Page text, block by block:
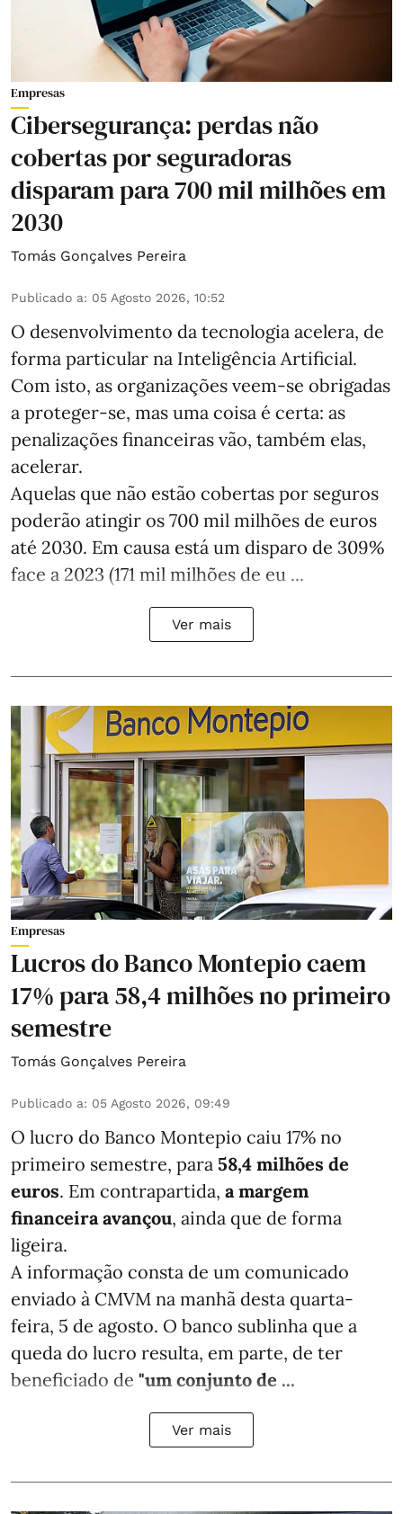
Empresas
Cibersegurança: perdas não
cobertas por seguradoras
disparam para 700 mil milhões em
2030
Tomás Gonçalves Pereira
Publicado a: 05 Agosto 2026, 10:52
O desenvolvimento da tecnologia acelera, de
forma particular na Inteligência Artificial.
Com isto, as organizações veem-se obrigadas
a proteger-se, mas uma coisa é certa: as
penalizações financeiras vão, também elas,
acelerar.
Aquelas que não estão cobertas por seguros
poderão atingir os 700 mil milhões de euros
até 2030. Em causa está um disparo de 309%
face a 2023 (171 mil milhões de eu ...
Ver mais
Empresas
Lucros do Banco Montepio caem
17% para 58,4 milhões no primeiro
semestre
Tomás Gonçalves Pereira
Publicado a: 05 Agosto 2026, 09:49
O lucro do Banco Montepio caiu 17% no
primeiro semestre, para 58,4 milhões de
euros. Em contrapartida, a margem
financeira avançou, ainda que de forma
ligeira.
A informação consta de um comunicado
enviado à CMVM na manhã desta quarta-
feira, 5 de agosto. O banco sublinha que a
queda do lucro resulta, em parte, de ter
beneficiado de "um conjunto de ...
Ver mais